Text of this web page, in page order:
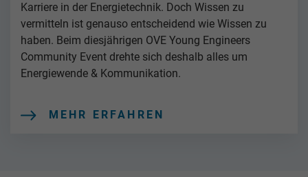
Karriere in der Energietechnik. Doch Wissen zu
vermitteln ist genauso entscheidend wie Wissen zu
haben. Beim diesjährigen OVE Young Engineers
Community Event drehte sich deshalb alles um
Energiewende & Kommunikation.
MEHR ERFAHREN